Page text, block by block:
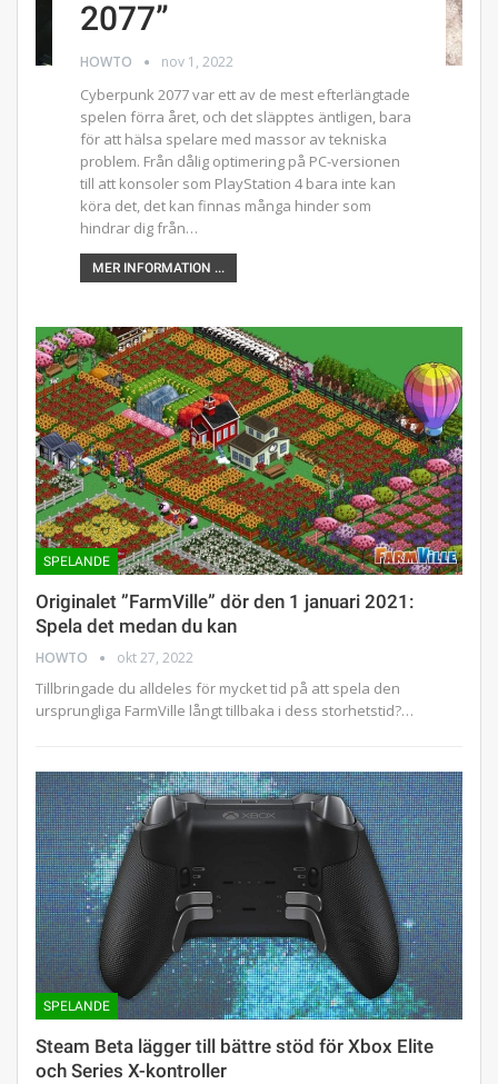
2077”
HOWTO nov 1, 2022
Cyberpunk 2077 var ett av de mest efterlängtade
spelen förra året, och det släpptes äntligen, bara
för att hälsa spelare med massor av tekniska
problem. Från dålig optimering på PC-versionen
till att konsoler som PlayStation 4 bara inte kan
köra det, det kan finnas många hinder som
hindrar dig från…
MER INFORMATION ...
SPELANDE
Originalet ”FarmVille” dör den 1 januari 2021:
Spela det medan du kan
HOWTO okt 27, 2022
Tillbringade du alldeles för mycket tid på att spela den
ursprungliga FarmVille långt tillbaka i dess storhetstid?…
SPELANDE
Steam Beta lägger till bättre stöd för Xbox Elite
och Series X-kontroller